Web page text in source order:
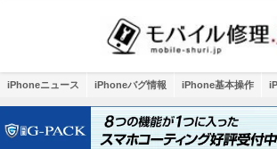
iPhoneニュース iPhoneバグ情報 iPhone基本操作